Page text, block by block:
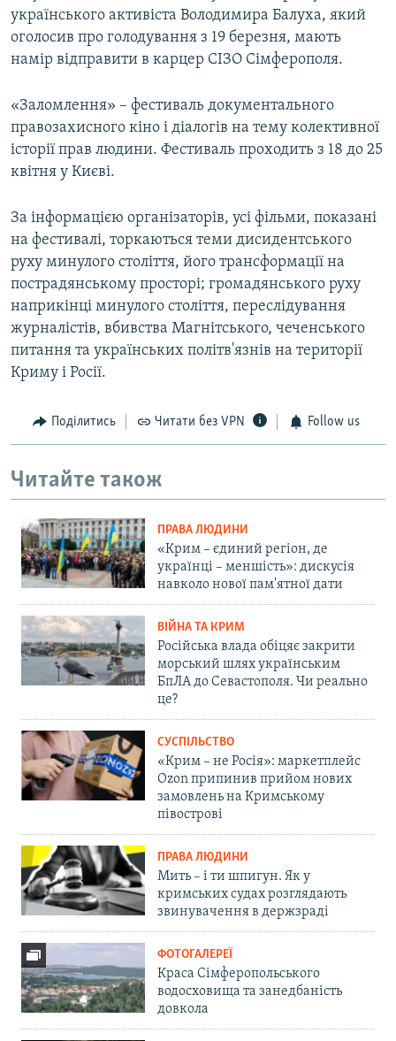
українського активіста Володимира Балуха, який
оголосив про голодування з 19 березня, мають
намір відправити в карцер СІЗО Сімферополя.
«Заломлення» – фестиваль документального
правозахисного кіно і діалогів на тему колективної
історії прав людини. Фестиваль проходить з 18 до 25
квітня у Києві.
За інформацією організаторів, усі фільми, показані
на фестивалі, торкаються теми дисидентського
руху минулого століття, його трансформації на
пострадянському просторі; громадянського руху
наприкінці минулого століття, переслідування
журналістів, вбивства Магнітського, чеченського
питання та українських політв'язнів на території
Криму і Росії.
Поділитись Читати без VPN Follow us
Читайте також
ПРАВА ЛЮДИНИ
«Крим – єдиний регіон, де
українці – меншість»: дискусія
навколо нової пам'ятної дати
ВІЙНА ТА КРИМ
Російська влада обіцяє закрити
морський шлях українським
БпЛА до Севастополя. Чи реально
це?
СУСПІЛЬСТВО
«Крим – не Росія»: маркетплейс
Ozon припинив прийом нових
замовлень на Кримському
півострові
ПРАВА ЛЮДИНИ
Мить – і ти шпигун. Як у
кримських судах розглядають
звинувачення в держзраді
ФОТОГАЛЕРЕЇ
Краса Сімферопольського
водосховища та занедбаність
довкола